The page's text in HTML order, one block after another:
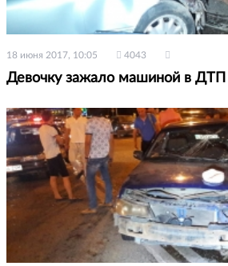
18 июня 2017, 10:05 4043
Девочку зажало машиной в